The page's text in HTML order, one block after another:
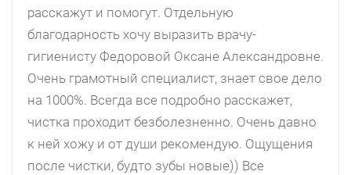
расскажут и помогут. Отдельную
благодарность хочу выразить врачу-
гигиенисту Федоровой Оксане Александровне.
Очень грамотный специалист, знает свое дело
на 1000%. Всегда все подробно расскажет,
чистка проходит безболезненно. Очень давно
к ней хожу и от души рекомендую. Ощущения
после чистки, будто зубы новые)) Все